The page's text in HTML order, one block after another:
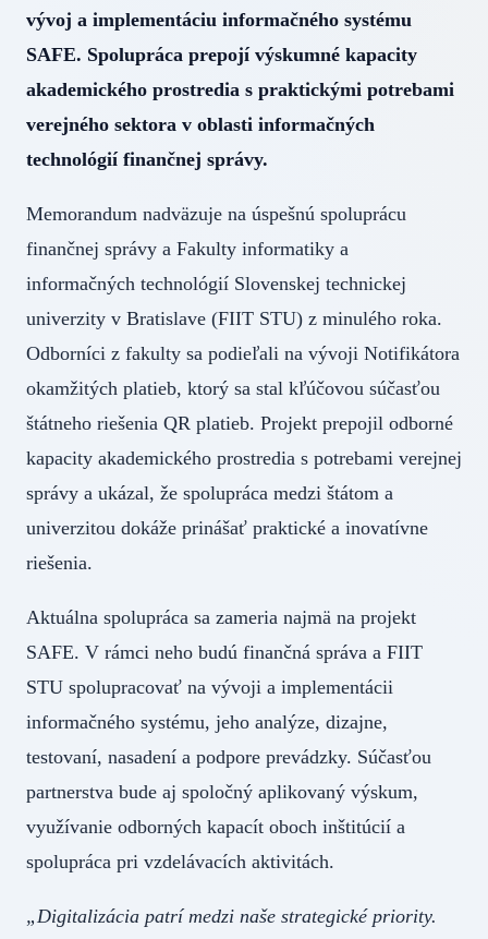
vývoj a implementáciu informačného systému
SAFE. Spolupráca prepojí výskumné kapacity
akademického prostredia s praktickými potrebami
verejného sektora v oblasti informačných
technológií finančnej správy.
Memorandum nadväzuje na úspešnú spoluprácu
finančnej správy a Fakulty informatiky a
informačných technológií Slovenskej technickej
univerzity v Bratislave (FIIT STU) z minulého roka.
Odborníci z fakulty sa podieľali na vývoji Notifikátora
okamžitých platieb, ktorý sa stal kľúčovou súčasťou
štátneho riešenia QR platieb. Projekt prepojil odborné
kapacity akademického prostredia s potrebami verejnej
správy a ukázal, že spolupráca medzi štátom a
univerzitou dokáže prinášať praktické a inovatívne
riešenia.
Aktuálna spolupráca sa zameria najmä na projekt
SAFE. V rámci neho budú finančná správa a FIIT
STU spolupracovať na vývoji a implementácii
informačného systému, jeho analýze, dizajne,
testovaní, nasadení a podpore prevádzky. Súčasťou
partnerstva bude aj spoločný aplikovaný výskum,
využívanie odborných kapacít oboch inštitúcií a
spolupráca pri vzdelávacích aktivitách.
„Digitalizácia patrí medzi naše strategické priority.